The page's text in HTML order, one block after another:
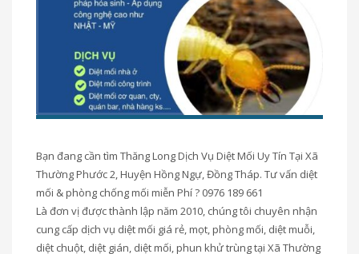
Bạn đang cần tìm Thăng Long Dịch Vụ Diệt Mối Uy Tín Tại Xã
Thường Phước 2, Huyện Hồng Ngự, Đồng Tháp. Tư vấn diệt
mối & phòng chống mối miễn Phí ? 0976 189 661
Là đơn vị được thành lập năm 2010, chúng tôi chuyên nhận
cung cấp dịch vụ diệt mối giá rẻ, mọt, phòng mối, diệt muỗi,
diệt chuột, diệt gián, diệt mối, phun khử trùng tại Xã Thường